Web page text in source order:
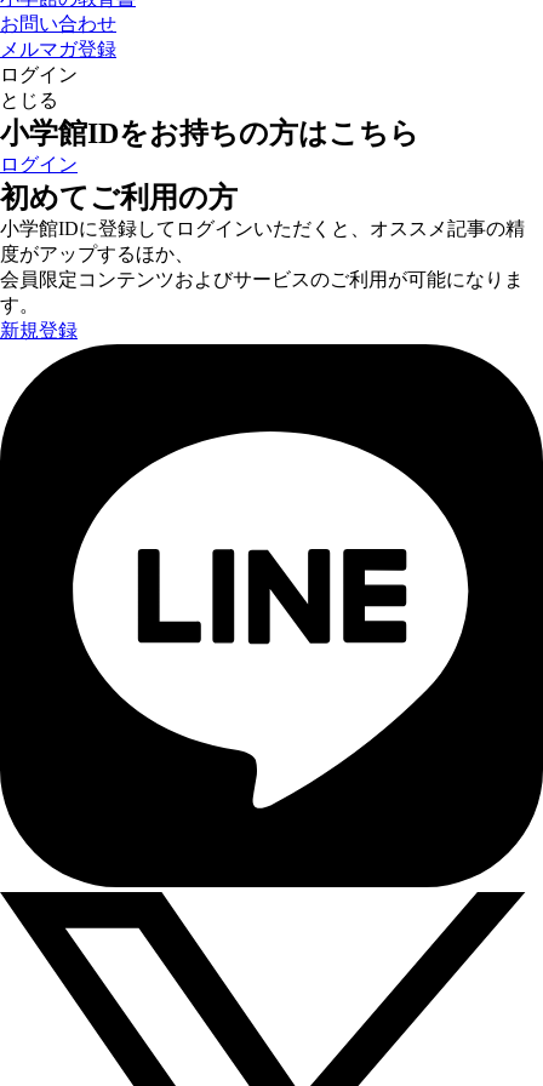
お問い合わせ
メルマガ登録
ログイン
とじる
小学館IDをお持ちの方はこちら
ログイン
初めてご利用の方
小学館IDに登録してログインいただくと、オススメ記事の精
度がアップするほか、
会員限定コンテンツおよびサービスのご利用が可能になりま
す。
新規登録